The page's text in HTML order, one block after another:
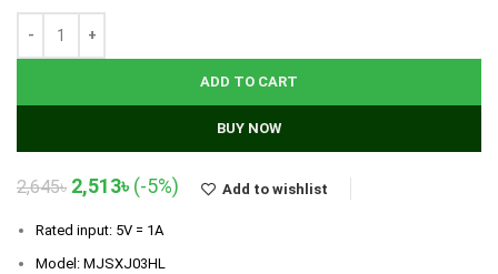
ADD TO CART
BUY NOW
2,645৳ Original
was:
2,645৳.
2,513৳Current
is:
2,513৳.
(-5%) Add to wishlist
Rated input: 5V = 1A
Model: MJSXJ03HL